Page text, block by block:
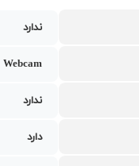
ندارد
ندارد
دارد